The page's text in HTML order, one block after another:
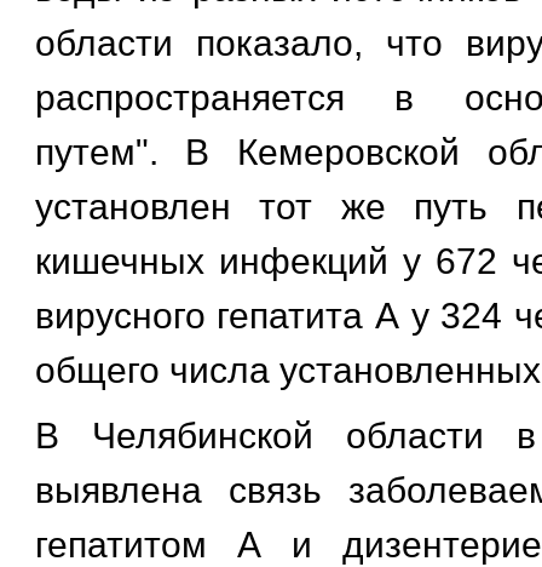
области показало, что
распространяется в
путем". В Кемеровской
установлен тот же путь
кишечных инфекций у 672
вирусного гепатита А у 324
общего числа
В Челябинской области
выявлена связь
гепатитом А и